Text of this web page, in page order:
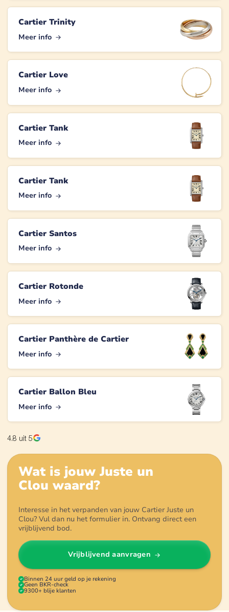
Cartier Trinity
Meer info
Cartier Love
Meer info
Cartier Tank
Meer info
Cartier Tank
Meer info
Cartier Santos
Meer info
Cartier Rotonde
Meer info
Cartier Panthère de Cartier
Meer info
Cartier Ballon Bleu
Meer info
4.8 uit 5
Wat is jouw Juste un
Clou waard?
Interesse in het verpanden van jouw Cartier Juste un
Clou? Vul dan nu het formulier in. Ontvang direct een
vrijblijvend bod.
Vrijblijvend aanvragen
Binnen 24 uur geld op je rekening
Geen BKR-check
9300+ blije klanten